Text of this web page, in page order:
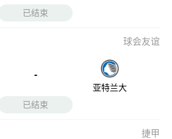
已结束
球会友谊
-
亚特兰大
已结束
捷甲